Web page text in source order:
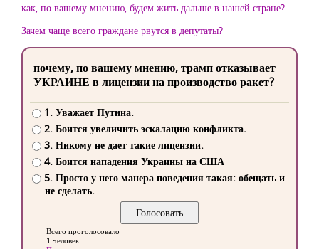
как, по вашему мнению, будем жить дальше в нашей стране?
Зачем чаще всего граждане рвутся в депутаты?
почему, по вашему мнению, трамп отказывает
УКРАИНЕ в лицензии на производство ракет?
1. Уважает Путина.
2. Боится увеличить эскалацию конфликта.
3. Никому не дает такие лицензии.
4. Боится нападения Украины на США
5. Просто у него манера поведения такая: обещать и
не сделать.
Всего проголосовало
1 человек